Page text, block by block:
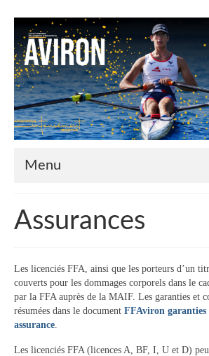
Menu
Nos couleurs
Plan d’accès
Palmarès
Assurances
Les licenciés FFA, ainsi que les porteurs d’un
couverts pour les dommages corporels dans le
par la FFA auprès de la MAIF. Les garanties et
résumées dans le document FFAviron garanties
assurance
Les licenciés FFA (licences A, BF, I, U et D)